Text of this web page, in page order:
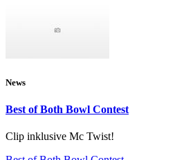
News
Best of Both Bowl Contest
Clip inklusive Mc Twist!